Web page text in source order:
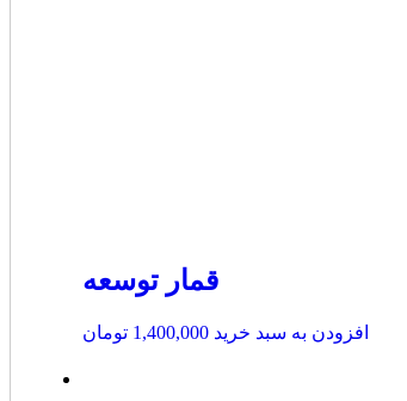
قمار توسعه
1,400,000 تومان افزودن به سبد خرید